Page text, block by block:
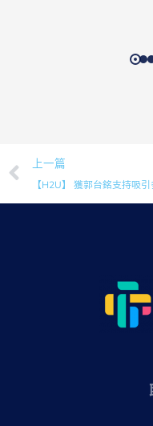
上一篇